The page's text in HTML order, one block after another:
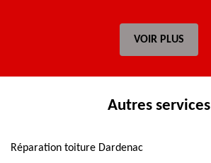
VOIR PLUS
Autres services
Réparation toiture Dardenac